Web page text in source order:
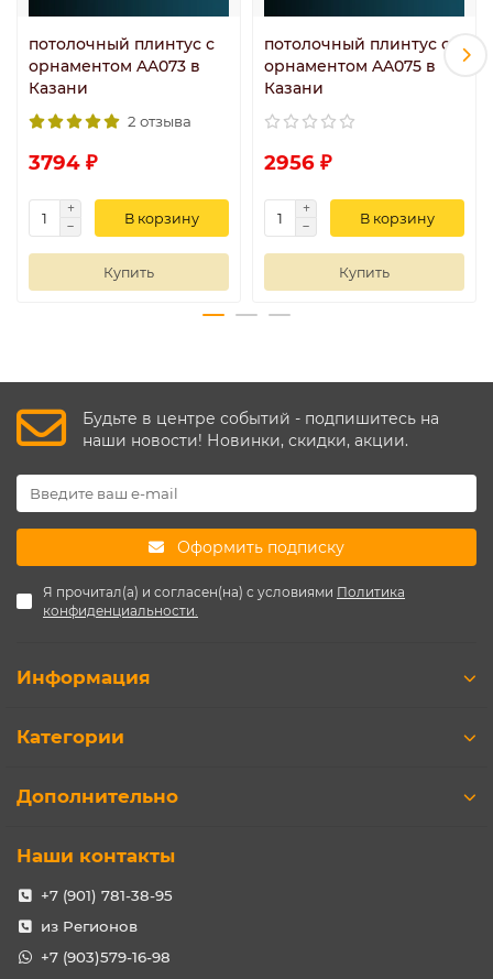
потолочный плинтус с
орнаментом AA073 в
Казани
2 отзыва
3794 ₽
В корзину
Купить
потолочный плинтус с
орнаментом AA075 в
Казани
2956 ₽
В корзину
Купить
Будьте в центре событий - подпишитесь на
наши новости! Новинки, скидки, акции.
Оформить подписку
Я прочитал(а) и согласен(на) с условиями Политика
конфиденциальности.
Информация
Категории
Дополнительно
Наши контакты
+7 (901) 781-38-95
из Регионов
+7 (903)579-16-98